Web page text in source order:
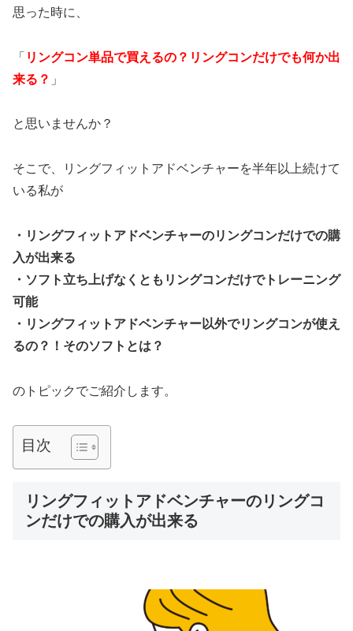
思った時に、
「 リングコン単品で買えるの？リングコンだけでも何か出
来る？ 」
と思いませんか？
そこで、リングフィットアドベンチャーを半年以上続けて
いる私が
・リングフィットアドベンチャーのリングコンだけでの購
入が出来る
・ソフト立ち上げなくともリングコンだけでトレーニング
可能
・リングフィットアドベンチャー以外でリングコンが使え
るの？！そのソフトとは？
のトピックでご紹介します。
目次
リングフィットアドベンチャーのリングコ
ンだけでの購入が出来る